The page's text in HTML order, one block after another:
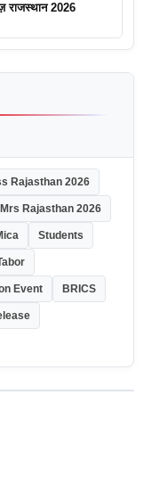
राजस्थान 2026
Rajasthan 2026
Mrs Rajasthan 2026
Students
Event BRICS